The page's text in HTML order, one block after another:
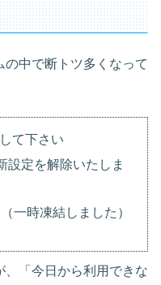
中で断トツ多くなって
て下さい
設定を解除いたしま
一時凍結しました）
、「今日から利用できな